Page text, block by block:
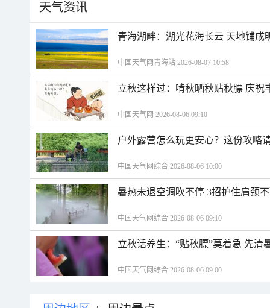
天气资讯
青海湖畔：湖光花海长云 天地铺成
中国天气网青海站 2026-08-07 10:58
立秋这样过：啃秋晒秋贴秋膘 庆祝
中国天气网 2026-08-06 09:10
户外露营怎么玩更安心？这份攻略
中国天气网综合 2026-08-06 10:00
暑热未退空调吹不停 3招护住肩颈
中国天气网综合 2026-08-06 09:10
立秋话养生：“贴秋膘”莫着急 先清
中国天气网综合 2026-08-06 09:00